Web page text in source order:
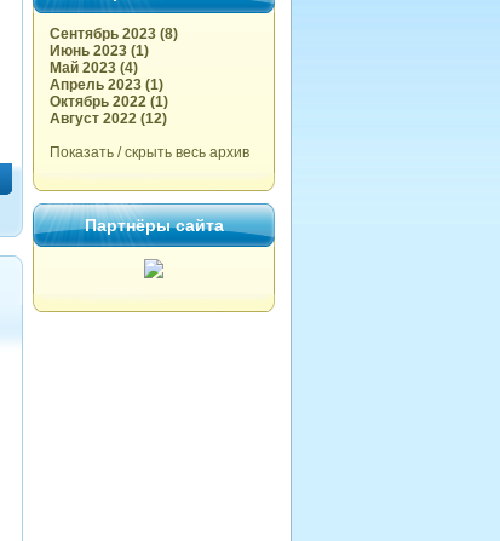
Сентябрь 2023 (8)
Июнь 2023 (1)
Май 2023 (4)
Апрель 2023 (1)
Октябрь 2022 (1)
Август 2022 (12)
Показать / скрыть весь архив
Партнёры сайта